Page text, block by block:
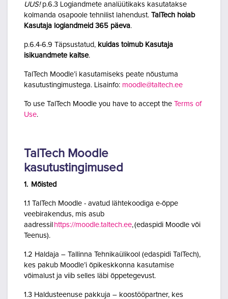
UUS!p.6.3 Logiandmete analüütikaks kasutatakse
kolmanda osapoole tehnilist lahendust. TalTech hoiab
Kasutaja logiandmeid 365 päeva.
p.6.4-6.9 Täpsustatud, kuidas toimub Kasutaja
isikuandmete kaitse.
TalTech Moodle’i kasutamiseks peate nõustuma
kasutustingimustega. Lisainfo: moodle@taltech.ee
To use TalTech Moodle you have to accept the Terms of
Use.
TalTech Moodle
kasutustingimused
1. Mõisted
1.1 TalTech Moodle - avatud lähtekoodiga e-õppe
veebirakendus, mis asub
aadressil https://moodle.taltech.ee, (edaspidi Moodle või
Teenus).
1.2 Haldaja – Tallinna Tehnikaülikool (edaspidi TalTech),
kes pakub Moodle’i õpikeskkonna kasutamise
võimalust ja viib selles läbi õppetegevust.
1.3 Haldusteenuse pakkuja – koostööpartner, kes